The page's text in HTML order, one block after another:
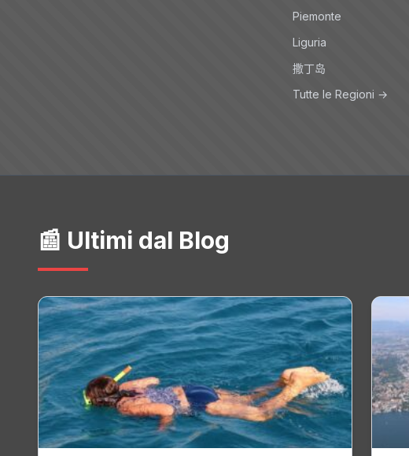
Piemonte
Liguria
撒丁岛
Tutte le Regioni →
📰 Ultimi dal Blog